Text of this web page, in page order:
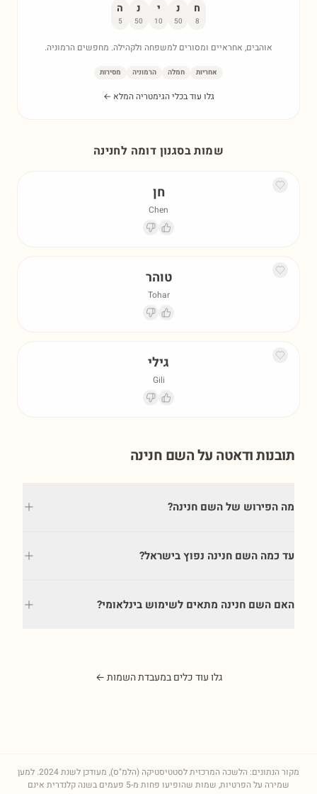
ח
8
נ
50
י
10
נ
50
ה
5
אוהבים, אחראיים ומסורים למשפחה ולקהילה. מחפשים הרמוניה.
אחריות חמלה הרמוניה מסירות
גלו עוד בכלי הגימטריה המלא ←
שמות בסגנון דומה לחנינה
חן
Chen
טוהר
Tohar
גילי
Gili
תובנות ודאטה על השם חנינה
מה הפירוש של השם חנינה?
עד כמה השם חנינה נפוץ בישראל?
האם השם חנינה מתאים לשימוש בינלאומי?
גלו עוד כלים במעבדת השמות ←
מקור הנתונים: הלשכה המרכזית לסטטיסטיקה (הלמ"ס), מעודכן לשנת2024. למען
שמירה על הפרטיות, שמות שהופיעו פחות מ-5 פעמים בשנה קלנדרית אינם